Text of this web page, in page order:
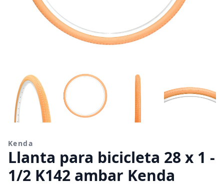
Kenda
Llanta para bicicleta 28 x 1 -
1/2 K142 ambar Kenda